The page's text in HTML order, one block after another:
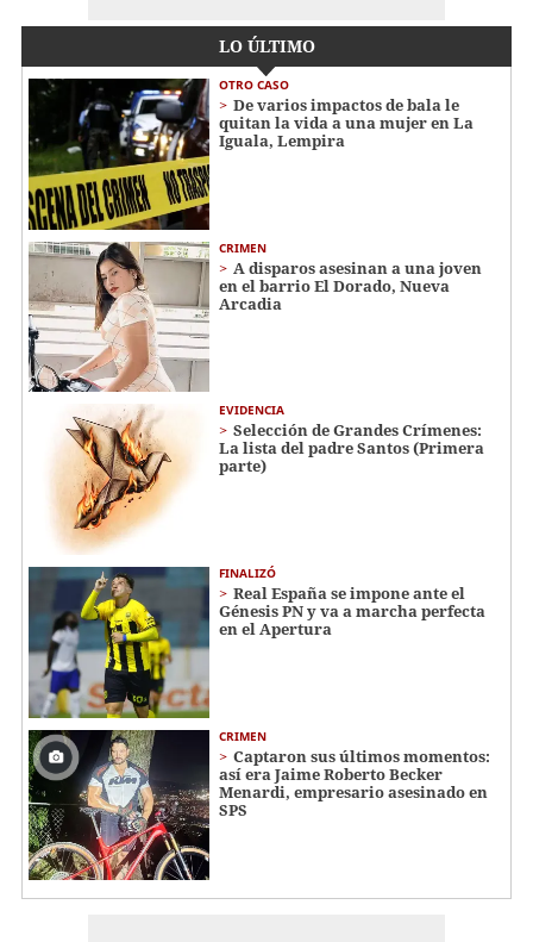
LO ÚLTIMO
OTRO CASO
De varios impactos de bala le
quitan la vida a una mujer en La
Iguala, Lempira
CRIMEN
A disparos asesinan a una joven
en el barrio El Dorado, Nueva
Arcadia
EVIDENCIA
Selección de Grandes Crímenes:
La lista del padre Santos (Primera
parte)
FINALIZÓ
Real España se impone ante el
Génesis PN y va a marcha perfecta
en el Apertura
CRIMEN
Captaron sus últimos momentos:
así era Jaime Roberto Becker
Menardi​​​, empresario asesinado en
SPS